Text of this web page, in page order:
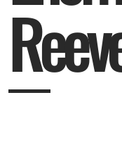
Reev